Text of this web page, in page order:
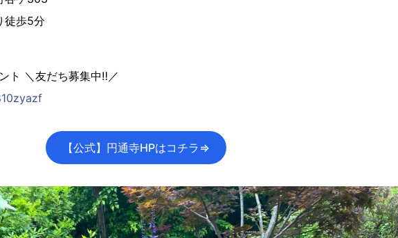
徒歩5分
ト ＼友だち募集中‼／
【公式】円通寺HPはコチラ⇒